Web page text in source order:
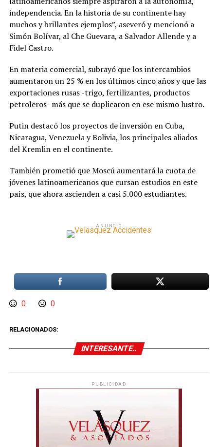
independencia. En la historia de su continente hay
muchos y brillantes ejemplos”, aseveró y mencionó a
Simón Bolívar, al Che Guevara, a Salvador Allende y a
Fidel Castro.
En materia comercial, subrayó que los intercambios
aumentaron un 25 % en los últimos cinco años y que las
exportaciones rusas -trigo, fertilizantes, productos
petroleros- más que se duplicaron en ese mismo lustro.
Putin destacó los proyectos de inversión en Cuba,
Nicaragua, Venezuela y Bolivia, los principales aliados
del Kremlin en el continente.
También prometió que Moscú aumentará la cuota de
jóvenes latinoamericanos que cursan estudios en este
país, que ahora ascienden a casi 5.000 estudiantes.
ANUNCIO
0 0
RELACIONADOS:
INTERESANTE..
PUBLICIDAD